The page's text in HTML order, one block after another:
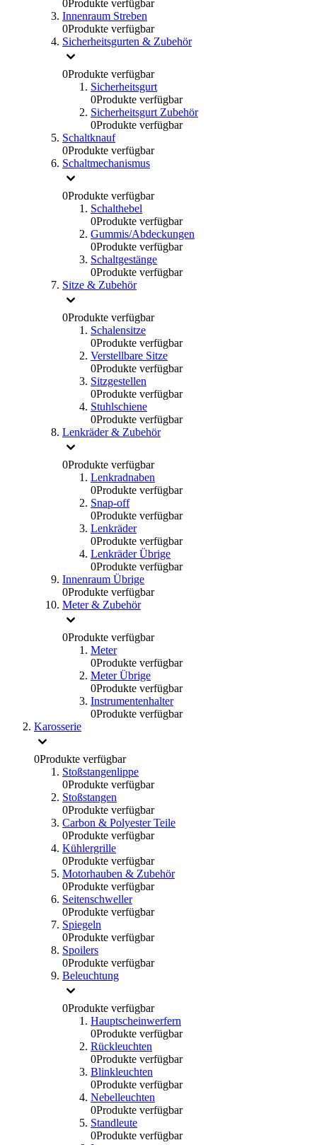
0Produkte verfügbar
Innenraum Streben
0Produkte verfügbar
Sicherheitsgurten & Zubehör
0Produkte verfügbar
Sicherheitsgurt
0Produkte verfügbar
Sicherheitsgurt Zubehör
0Produkte verfügbar
Schaltknauf
0Produkte verfügbar
Schaltmechanismus
0Produkte verfügbar
Schalthebel
0Produkte verfügbar
Gummis/Abdeckungen
0Produkte verfügbar
Schaltgestänge
0Produkte verfügbar
Sitze & Zubehör
0Produkte verfügbar
Schalensitze
0Produkte verfügbar
Verstellbare Sitze
0Produkte verfügbar
Sitzgestellen
0Produkte verfügbar
Stuhlschiene
0Produkte verfügbar
Lenkräder & Zubehör
0Produkte verfügbar
Lenkradnaben
0Produkte verfügbar
Snap-off
0Produkte verfügbar
Lenkräder
0Produkte verfügbar
Lenkräder Übrige
0Produkte verfügbar
Innenraum Übrige
0Produkte verfügbar
Meter & Zubehör
0Produkte verfügbar
Meter
0Produkte verfügbar
Meter Übrige
0Produkte verfügbar
Instrumentenhalter
0Produkte verfügbar
Karosserie
0Produkte verfügbar
Stoßstangenlippe
0Produkte verfügbar
Stoßstangen
0Produkte verfügbar
Carbon & Polyester Teile
0Produkte verfügbar
Kühlergrille
0Produkte verfügbar
Motorhauben & Zubehör
0Produkte verfügbar
Seitenschweller
0Produkte verfügbar
Spiegeln
0Produkte verfügbar
Spoilers
0Produkte verfügbar
Beleuchtung
0Produkte verfügbar
Hauptscheinwerfern
0Produkte verfügbar
Rückleuchten
0Produkte verfügbar
Blinkleuchten
0Produkte verfügbar
Nebelleuchten
0Produkte verfügbar
Standleute
0Produkte verfügbar